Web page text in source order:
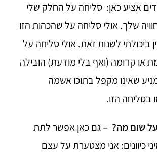
אציע כאן: סליחה על החלק שלי
שלך. אולי סליחה על שהכהות הזו
ביכולתי לשנות זאת. אולי סליחה על
או קדומה (ואף בלי מודעת) הובילה
מניע שאינו מקפל בתוכו אשמה
בסליחה הזו.
שום מה? – גם כאן אפשר לתת
כיוונים: אני מצטערת על עצם